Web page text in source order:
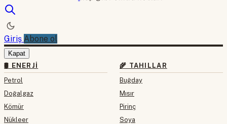
Giriş Abone ol
Kapat
🛢 ENERJI
Petrol
Doğalgaz
Kömür
Nükleer
🌾 TAHILLAR
Buğday
Mısır
Pirinç
Soya